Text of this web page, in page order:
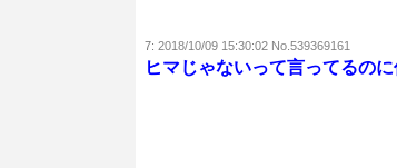
7: 2018/10/09 15:30:02 No.539369161
ヒマじゃないって言ってるの